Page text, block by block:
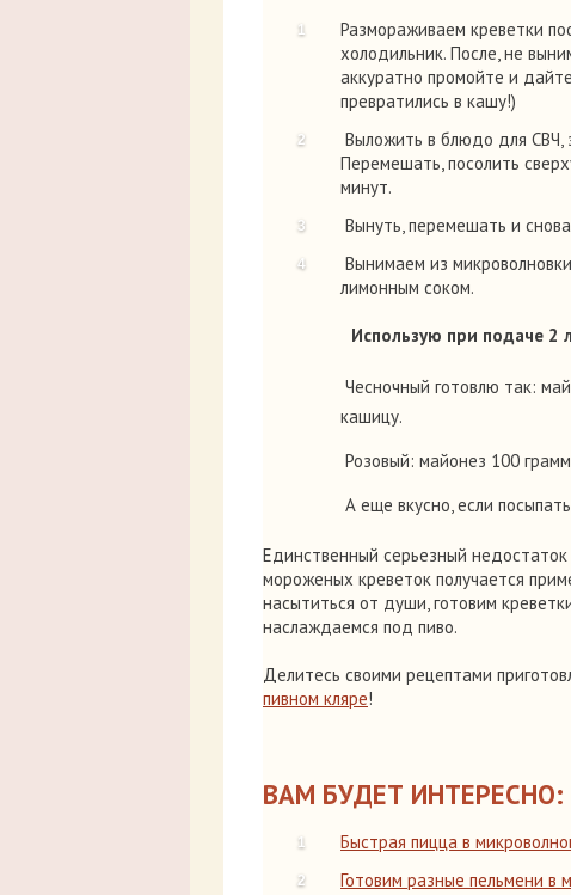
Размораживаем креветки
холодильник. После, не
аккуратно промойте и
превратились в кашу!)
Выложить в блюдо для СВЧ,
Перемешать, посолить
минут.
Вынуть, перемешать и
Вынимаем из
лимонным соком.
Использую при подаче 2
Чесночный готовлю так:
кашицу.
Розовый: майонез 100
А еще вкусно, если
Единственный серьезный
мороженых креветок получается
насытиться от души, готовим
наслаждаемся под пиво.
Делитесь своими рецептами
пивном кляре!
ВАМ БУДЕТ ИНТЕРЕСНО:
Быстрая пицца в
Готовим разные пельмени в